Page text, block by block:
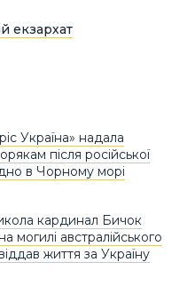
екзархат
Україна» надала
після російської
в Чорному морі
кардинал Бичок
могилі австралійського
життя за Україну